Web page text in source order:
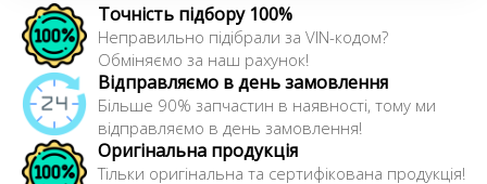
Точність підбору 100%
Неправильно підібрали за VIN-кодом?
Обміняємо за наш рахунок!
Відправляємо в день замовлення
Більше 90% запчастин в наявності, тому ми
відправляємо в день замовлення!
Оригінальна продукція
Тільки оригінальна та сертифікована продукція!